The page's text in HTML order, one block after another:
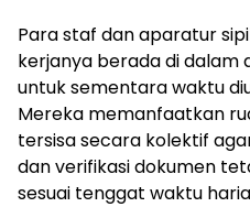
Para staf dan aparatur
kerjanya berada di dalam
untuk sementara waktu
Mereka memanfaatkan
tersisa secara kolektif
dan verifikasi dokumen
sesuai tenggat waktu